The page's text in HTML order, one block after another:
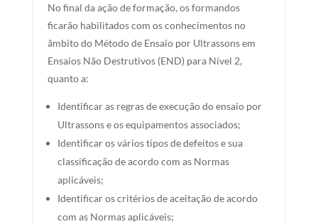
No final da ação de formação, os formandos
ficarão habilitados com os conhecimentos no
âmbito do Método de Ensaio por Ultrassons em
Ensaios Não Destrutivos (END) para Nível 2,
quanto a:
Identificar as regras de execução do ensaio por
Ultrassons e os equipamentos associados;
Identificar os vários tipos de defeitos e sua
classificação de acordo com as Normas
aplicáveis;
Identificar os critérios de aceitação de acordo
com as Normas aplicáveis;